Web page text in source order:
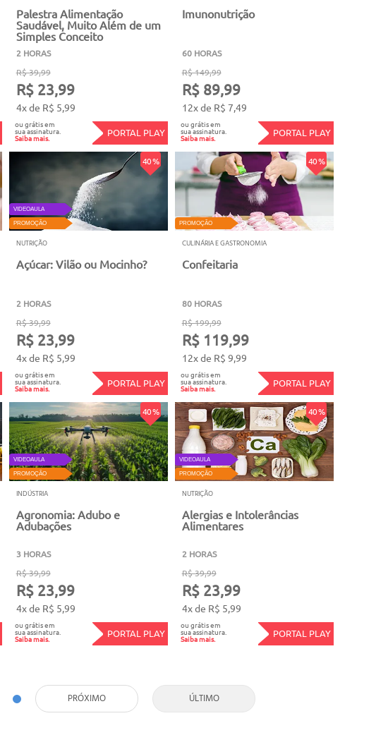
Palestra Alimentação
Saudável, Muito Além de um
Simples Conceito
2 HORAS
R$ 39,99
R$ 23,99
4x de R$ 5,99
ou grátis em
sua assinatura.
Saiba mais. PORTAL PLAY
Imunonutrição
60 HORAS
R$ 149,99
R$ 89,99
12x de R$ 7,49
ou grátis em
sua assinatura.
Saiba mais. PORTAL PLAY
40 %
VIDEOAULA
PROMOÇÃO
NUTRIÇÃO
Açúcar: Vilão ou Mocinho?
2 HORAS
R$ 39,99
R$ 23,99
4x de R$ 5,99
ou grátis em
sua assinatura.
Saiba mais. PORTAL PLAY
40 %
PROMOÇÃO
CULINÁRIA E GASTRONOMIA
Confeitaria
80 HORAS
R$ 199,99
R$ 119,99
12x de R$ 9,99
ou grátis em
sua assinatura.
Saiba mais. PORTAL PLAY
40 %
VIDEOAULA
PROMOÇÃO
INDÚSTRIA
Agronomia: Adubo e
Adubações
3 HORAS
R$ 39,99
R$ 23,99
4x de R$ 5,99
ou grátis em
sua assinatura.
Saiba mais. PORTAL PLAY
40 %
VIDEOAULA
PROMOÇÃO
NUTRIÇÃO
Alergias e Intolerâncias
Alimentares
2 HORAS
R$ 39,99
R$ 23,99
4x de R$ 5,99
ou grátis em
sua assinatura.
Saiba mais. PORTAL PLAY
PRÓXIMO ÚLTIMO